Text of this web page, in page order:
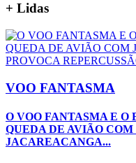
+ Lidas
VOO FANTASMA
O VOO FANTASMA E O
QUEDA DE AVIÃO COM
JACAREACANGA...